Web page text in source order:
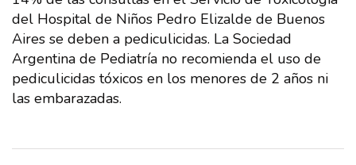
del Hospital de Niños Pedro Elizalde de Buenos
Aires se deben a pediculicidas. La Sociedad
Argentina de Pediatría no recomienda el uso de
pediculicidas tóxicos en los menores de 2 años ni
las embarazadas.